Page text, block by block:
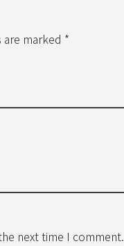
marked *
next time I comment.